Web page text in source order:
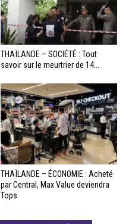
THAÏLANDE – SOCIÉTÉ : Tout
savoir sur le meurtrier de 14...
THAÏLANDE – ÉCONOMIE : Acheté
par Central, Max Value deviendra
Tops